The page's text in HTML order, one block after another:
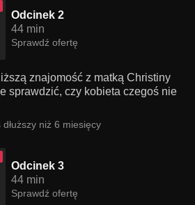
Odcinek 2
44 min
Sprawdź ofertę
znajomość z matką Christiny
sprawdzić, czy kobieta czegoś nie
niż 6 miesięcy
Odcinek 3
44 min
Sprawdź ofertę